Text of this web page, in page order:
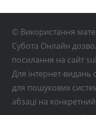
© Використання
Субота Онлайн
посилання на сайт
Для інтернет-видань
для пошукових
абзаці на